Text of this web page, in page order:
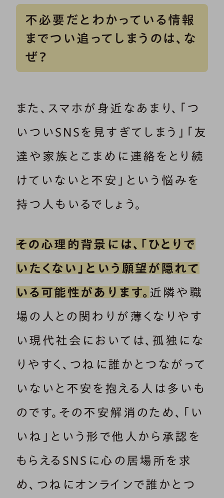
不必要だとわかっている情報
までつい追ってしまうのは、な
ぜ？
また、スマホが身近なあまり、「つ
いついSNSを見すぎてしまう」「友
達や家族とこまめに連絡をとり続
けていないと不安」という悩みを
持つ人もいるでしょう。
その心理的背景には、「ひとりで
いたくない」という願望が隠れて
いる可能性があります。 近隣や職
場の人との関わりが薄くなりやす
い現代社会においては、孤独にな
りやすく、つねに誰かとつながって
いないと不安を抱える人は多いも
のです。その不安解消のため、「い
いね」という形で他人から承認を
もらえるSNSに心の居場所を求
め、つねにオンラインで誰かとつ